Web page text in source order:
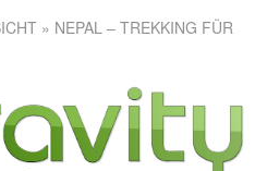
» NEPAL – TREKKING FÜR